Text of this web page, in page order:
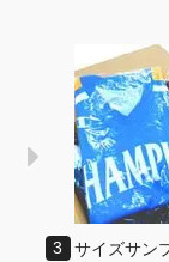
3 サイズサン